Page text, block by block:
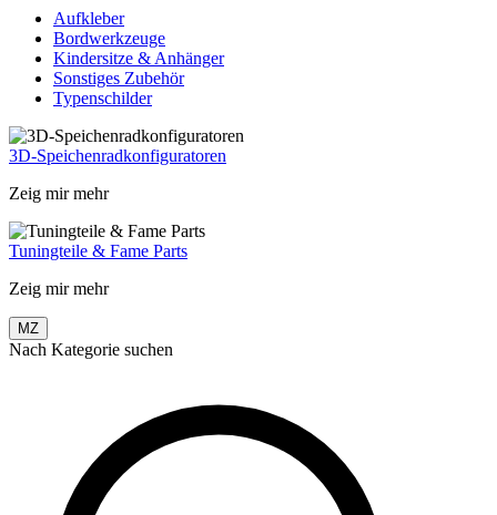
Aufkleber
Bordwerkzeuge
Kindersitze & Anhänger
Sonstiges Zubehör
Typenschilder
3D-Speichenradkonfiguratoren
Zeig mir mehr
Tuningteile & Fame Parts
Zeig mir mehr
MZ
Nach Kategorie suchen